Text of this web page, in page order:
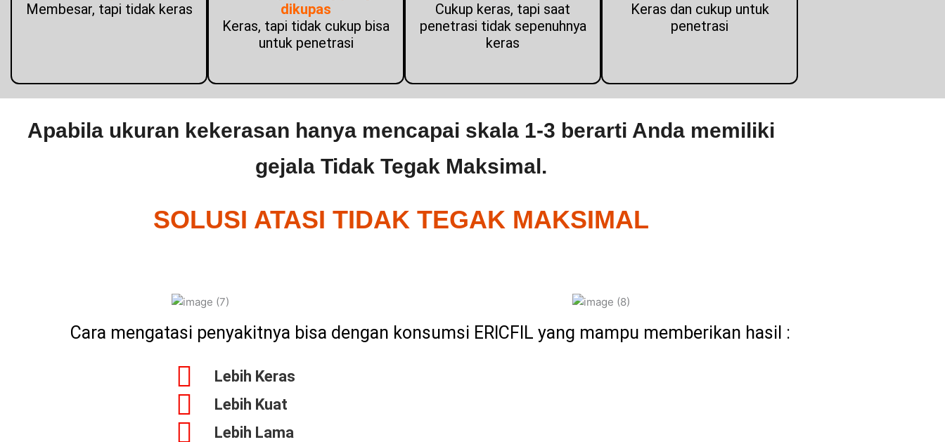
Membesar, tapi tidak keras
dikupas
Keras, tapi tidak cukup bisa
untuk penetrasi
Cukup keras, tapi saat
penetrasi tidak sepenuhnya
keras
Keras dan cukup untuk
penetrasi
Apabila ukuran kekerasan hanya mencapai skala 1-3 berarti Anda memiliki
gejala Tidak Tegak Maksimal.
SOLUSI ATASI TIDAK TEGAK MAKSIMAL
Cara mengatasi penyakitnya bisa dengan konsumsi ERICFIL yang mampu memberikan hasil :
Lebih Keras
Lebih Kuat
Lebih Lama